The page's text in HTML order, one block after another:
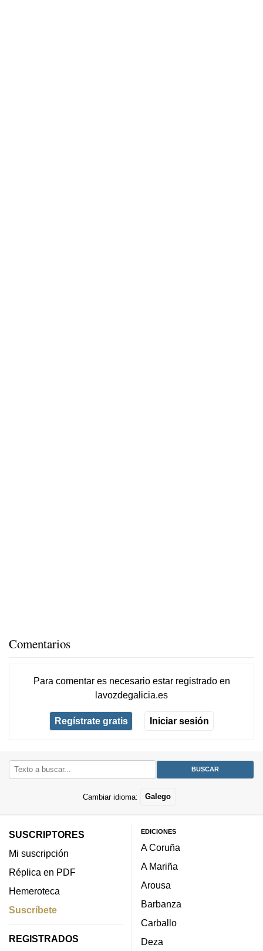
Comentarios
Para comentar es necesario estar registradoen
lavozdegalicia.es
Regístrate gratis Iniciar sesión
Cambiar idioma: Galego
SUSCRIPTORES
Mi suscripción
Réplica en PDF
Hemeroteca
Suscríbete
REGISTRADOS
EDICIONES
A Coruña
A Mariña
Arousa
Barbanza
Carballo
Deza